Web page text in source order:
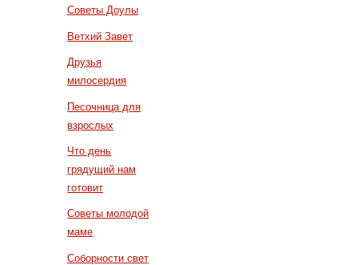
Советы Доулы
Ветхий Завет
Друзья
милосердия
Песочница для
взрослых
Что день
грядущий нам
готовит
Советы молодой
маме
Соборности свет